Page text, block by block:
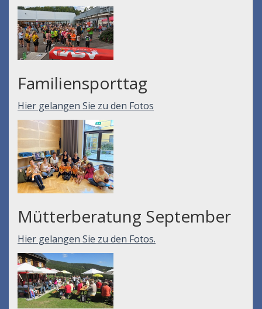
Familiensporttag
Hier gelangen Sie zu den Fotos
Mütterberatung September
Hier gelangen Sie zu den Fotos.